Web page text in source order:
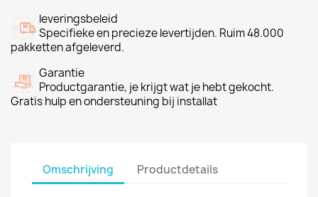
leveringsbeleid
Specifieke en precieze levertijden. Ruim 48.000
pakketten afgeleverd.
Garantie
Productgarantie, je krijgt wat je hebt gekocht.
Gratis hulp en ondersteuning bij installat
Omschrijving Productdetails